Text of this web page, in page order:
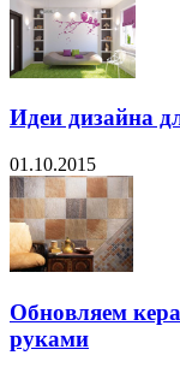
Идеи дизайна
01.10.2015
Обновляем
руками